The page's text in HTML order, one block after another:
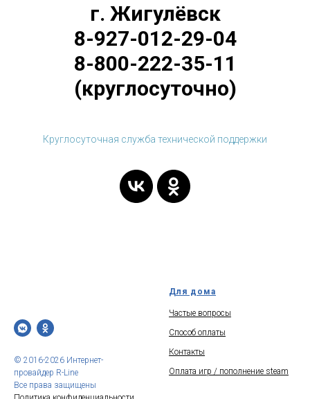
г. Жигулёвск
8-927-012-29-04
8-800-222-35-11
(круглосуточно)
Круглосуточная служба технической поддержки
© 2016-2026 Интернет-
провайдер R-Line
Все права защищены
Для дома
Частые вопросы
Способ оплаты
Контакты
Оплата игр / пополнение steam